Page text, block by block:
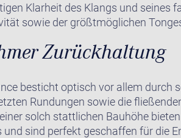
Klarheit des Klangs und seines
sowie der größtmöglichen
Zurückhaltung
besticht optisch vor allem durch
Rundungen sowie die
solch stattlichen Bauhöhe
sind perfekt geschaffen für die